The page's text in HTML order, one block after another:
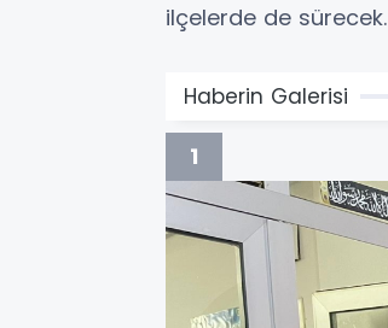
ilçelerde de sürecek.
Haberin Galerisi
1